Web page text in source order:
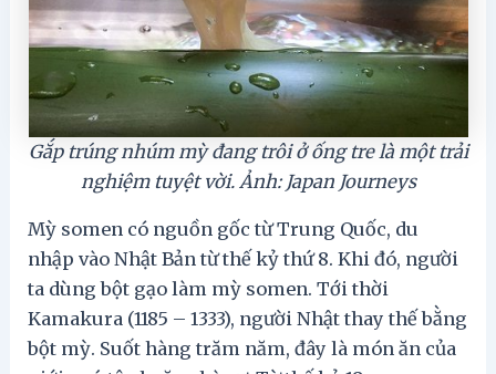
Gắp trúng nhúm mỳ đang trôi ở ống tre là một trải
nghiệm tuyệt vời. Ảnh: Japan Journeys
Mỳ somen có nguồn gốc từ Trung Quốc, du
nhập vào Nhật Bản từ thế kỷ thứ 8. Khi đó, người
ta dùng bột gạo làm mỳ somen. Tới thời
Kamakura (1185 – 1333), người Nhật thay thế bằng
bột mỳ. Suốt hàng trăm năm, đây là món ăn của